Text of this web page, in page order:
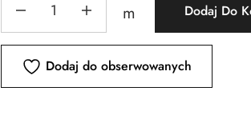
m Dodaj Do
Dodaj do obserwowanych